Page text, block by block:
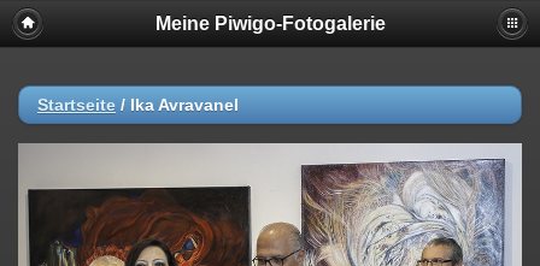
Meine Piwigo-Fotogalerie
Startseite / Ika Avravanel